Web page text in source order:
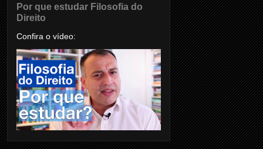
Por que estudar Filosofia do
Direito
Confira o vídeo: